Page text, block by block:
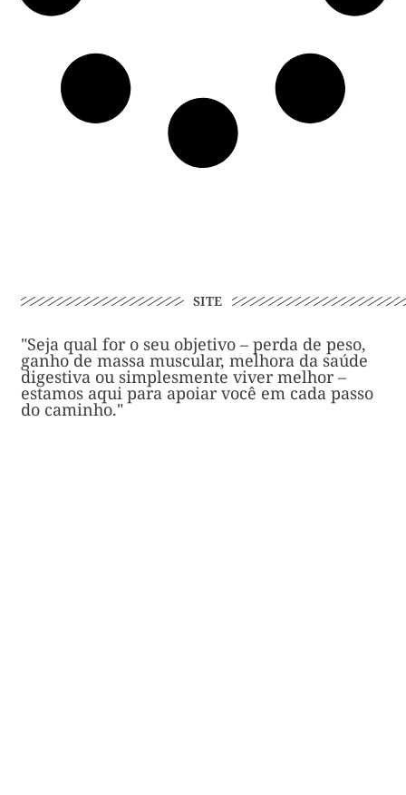
SITE
"Seja qual for o seu objetivo – perda de peso,
ganho de massa muscular, melhora da saúde
digestiva ou simplesmente viver melhor –
estamos aqui para apoiar você em cada passo
do caminho."